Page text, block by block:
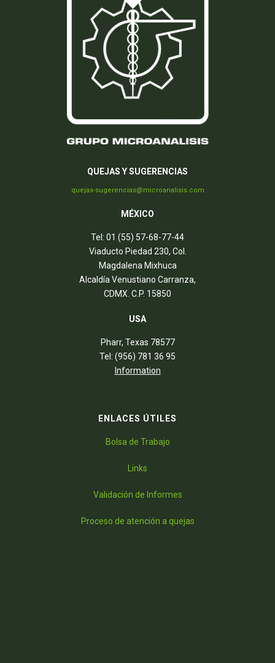
QUEJAS Y SUGERENCIAS
quejas-sugerencias@microanalisis.com
MÉXICO
Tel: 01 (55) 57-68-77-44
Viaducto Piedad 230, Col.
Magdalena Mixhuca
Alcaldía Venustiano Carranza,
CDMX. C.P. 15850
USA
Pharr, Texas 78577
Tel: (956) 781 36 95
Information
ENLACES ÚTILES
Bolsa de Trabajo
Links
Validación de Informes
Proceso de atención a quejas